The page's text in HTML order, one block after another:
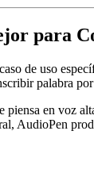
para
de uso
palabra
en voz
AudioPen